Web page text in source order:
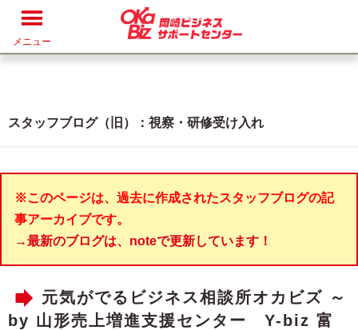
メニュー
スタッフブログ（旧）：視察・研修受け入れ
※このページは、過去に作成されたスタッフブログの記
事アーカイブです。
→最新のブログは、noteで更新しています！
元気がでるビジネス相談所オカビズ ～
by 山形売上増進支援センター Y-biz 富